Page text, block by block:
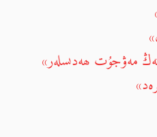
مەۋجۇت ھەدىسلەر»